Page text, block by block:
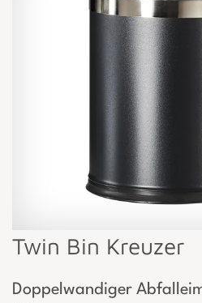
Twin Bin Kreuzer
Doppelwandiger